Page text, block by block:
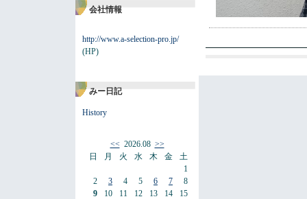
会社情報
http://www.a-selection-pro.jp/
(HP)
みー日記
History
<<2026.08 >>
日
2
9
月
3
10
火
4
11
水
5
12
木
6
13
金
7
14
土
1
8
15